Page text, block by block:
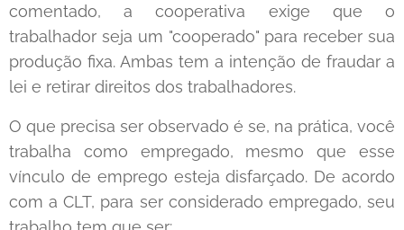
comentado, a cooperativa exige que o
trabalhador seja um "cooperado" para receber sua
produção fixa. Ambas tem a intenção de fraudar a
lei e retirar direitos dos trabalhadores.
O que precisa ser observado é se, na prática, você
trabalha como empregado, mesmo que esse
vínculo de emprego esteja disfarçado. De acordo
com a CLT, para ser considerado empregado, seu